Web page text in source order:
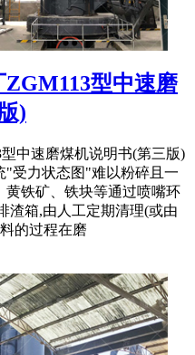
型中速磨
)
中速磨煤机说明书(第三版)
受力状态图"难以粉碎且一
黄铁矿、铁块等通过喷嘴环
渣箱,由人工定期清理(或由
的过程在磨